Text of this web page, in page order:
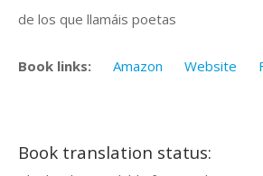
de los que llamáis poetas
Book links: Amazon Website
Book translation status: